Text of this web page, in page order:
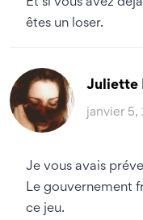
Et si vous avez
êtes un loser.
Juliette
janvier 5,
Je vous avais
Le gouvernement
ce jeu.